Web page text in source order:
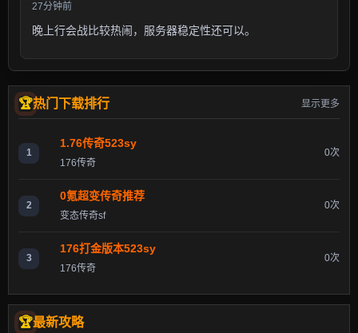
27分钟前
晚上行会战比较热闹，服务器稳定性还可以。
热门下载排行 显示更多
1
1.76传奇523sy
176传奇
0次
2
0氪超变传奇推荐
变态传奇sf
0次
3
176打金版本523sy
176传奇
0次
最新攻略